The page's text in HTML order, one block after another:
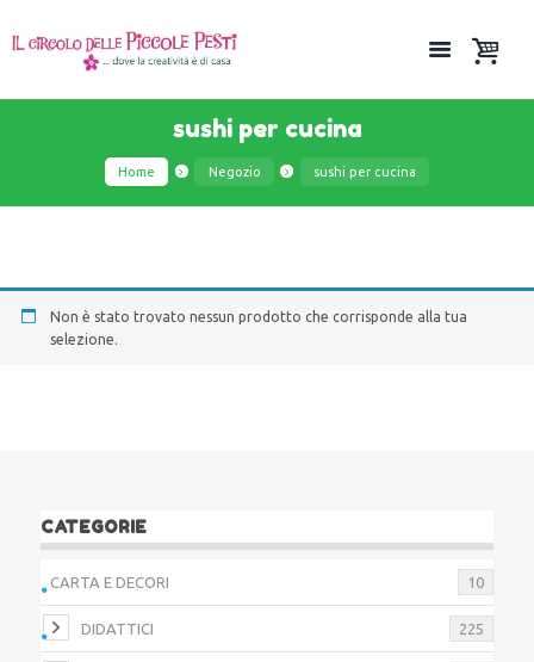
sushi per cucina
Home Negozio sushi per cucina
Non è stato trovato nessun prodotto che corrisponde alla tua
selezione.
CATEGORIE
CARTA E DECORI 10
DIDATTICI 225